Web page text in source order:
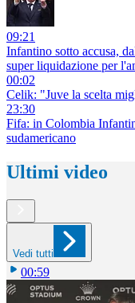
09:21
Infantino sotto accusa,
super liquidazione per
00:02
Celik: "Juve la scelta
23:30
Fifa: in Colombia
sudamericano
Ultimi video
Vedi tutti
00:59